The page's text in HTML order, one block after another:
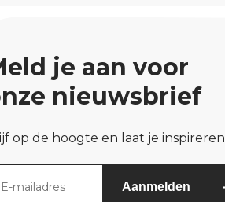
je aan voor
nieuwsbrief
op de hoogte en laat je inspireren
Aanmelden